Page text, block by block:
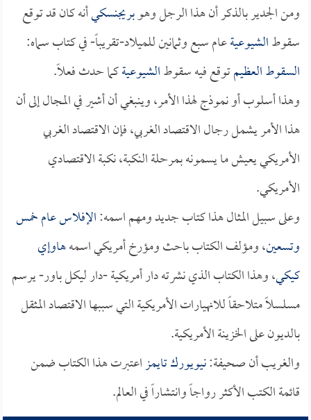
ومن الجدير بالذكر أن هذا الرجل وهوبريجنسكيأنه كان قد توقع
سقوطالشيوعيةعام سبع وثمانين للميلاد-تقريباً- في كتاب سماه:
السقوط العظيمتوقع فيه سقوطالشيوعيةكما حدث فعلاً.
وهذا أسلوب أو نموذج لهذا الأمر، وينبغي أن أشير في المجال إلى أن
هذا الأمر يشمل رجال الاقتصاد الغربي، فإن الاقتصاد الغربي
الأمريكي يعيش ما يسمونه بمرحلة النكبة، نكبة الاقتصادي
الأمريكي.
وعلى سبيل المثال هذا كتاب جديد ومهم اسمه:الإفلاس عام خمس
وتسعين، ومؤلف الكتاب باحث ومؤرخ أمريكي اسمههاوإي
كيكي، وهذا الكتاب الذي نشرته دار أمريكية -دار ليكل باور- يرسم
مسلسلاً متلاحقاً للانهيارات الأمريكية التي سببها الاقتصاد المثقل
بالديون على الخزينة الأمريكية.
والغريب أن صحيفة:نيويورك تايمزاعتبرت هذا الكتاب ضمن
قائمة الكتب الأكثر رواجاً وانتشاراً في العالم.